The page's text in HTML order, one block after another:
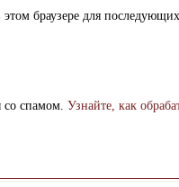
браузере для
со спамом. Узнайте, как